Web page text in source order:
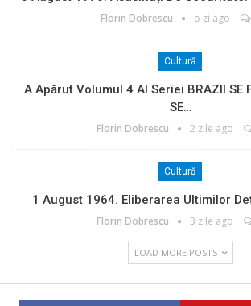
Florin Dobrescu o zi ago
Cultură
A Apărut Volumul 4 Al Seriei BRAZII SE
SE…
Florin Dobrescu 2 zile ago
Cultură
1 August 1964. Eliberarea Ultimilor
Florin Dobrescu 3 zile ago
LOAD MORE POSTS